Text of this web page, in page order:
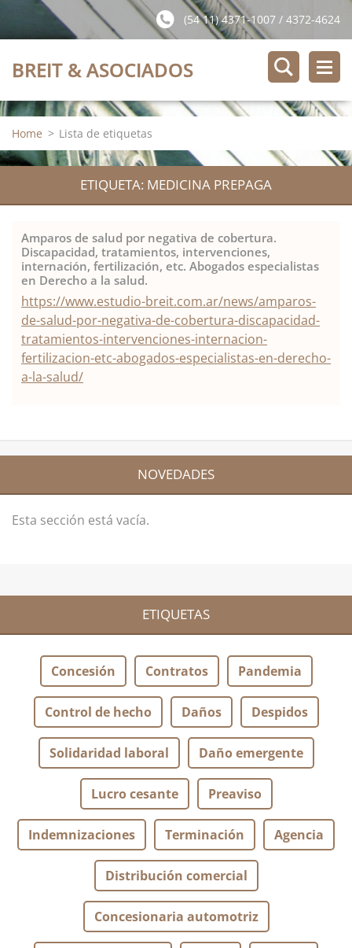
(54 11) 4371-1007 / 4372-4624
BREIT & ASOCIADOS
Home > Lista de etiquetas
ETIQUETA: MEDICINA PREPAGA
Amparos de salud por negativa de cobertura.
Discapacidad, tratamientos, intervenciones,
internación, fertilización, etc. Abogados especialistas
en Derecho a la salud.
https://www.estudio-breit.com.ar/news/amparos-
de-salud-por-negativa-de-cobertura-discapacidad-
tratamientos-intervenciones-internacion-
fertilizacion-etc-abogados-especialistas-en-derecho-
a-la-salud/
NOVEDADES
Esta sección está vacía.
ETIQUETAS
Concesión Contratos Pandemia
Control de hecho Daños Despidos
Solidaridad laboral Daño emergente
Lucro cesante Preaviso
Indemnizaciones Terminación Agencia
Distribución comercial
Concesionaria automotriz